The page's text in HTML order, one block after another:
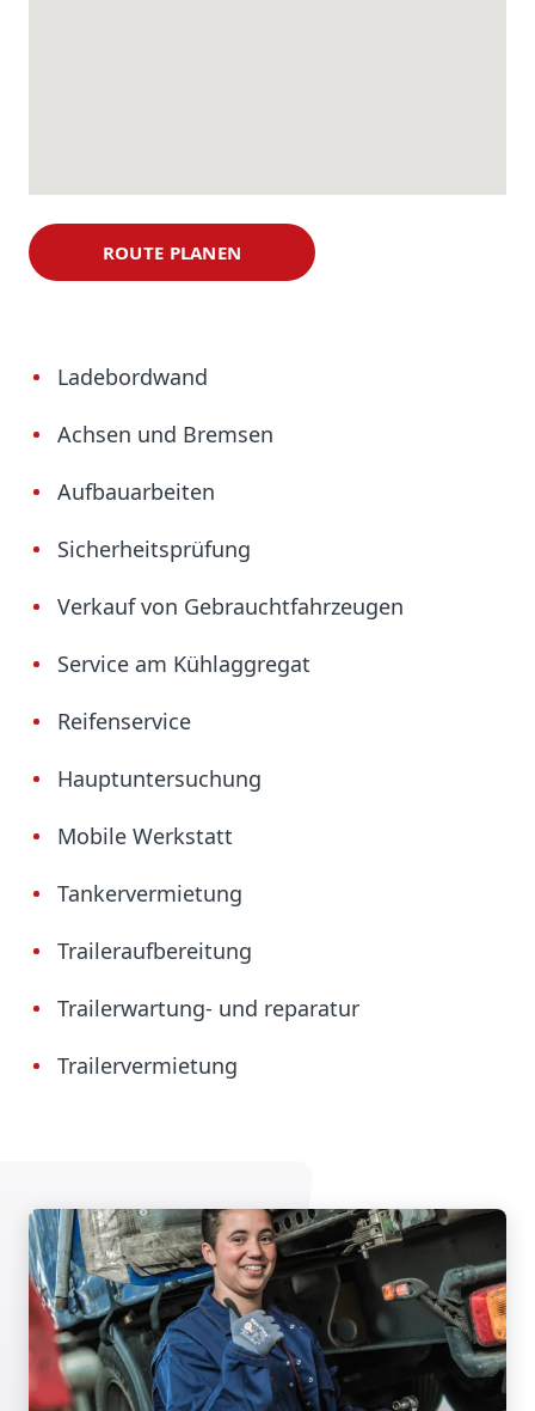
ROUTE PLANEN
Ladebordwand
Achsen und Bremsen
Aufbauarbeiten
Sicherheitsprüfung
Verkauf von Gebrauchtfahrzeugen
Service am Kühlaggregat
Reifenservice
Hauptuntersuchung
Mobile Werkstatt
Tankervermietung
Traileraufbereitung
Trailerwartung- und reparatur
Trailervermietung